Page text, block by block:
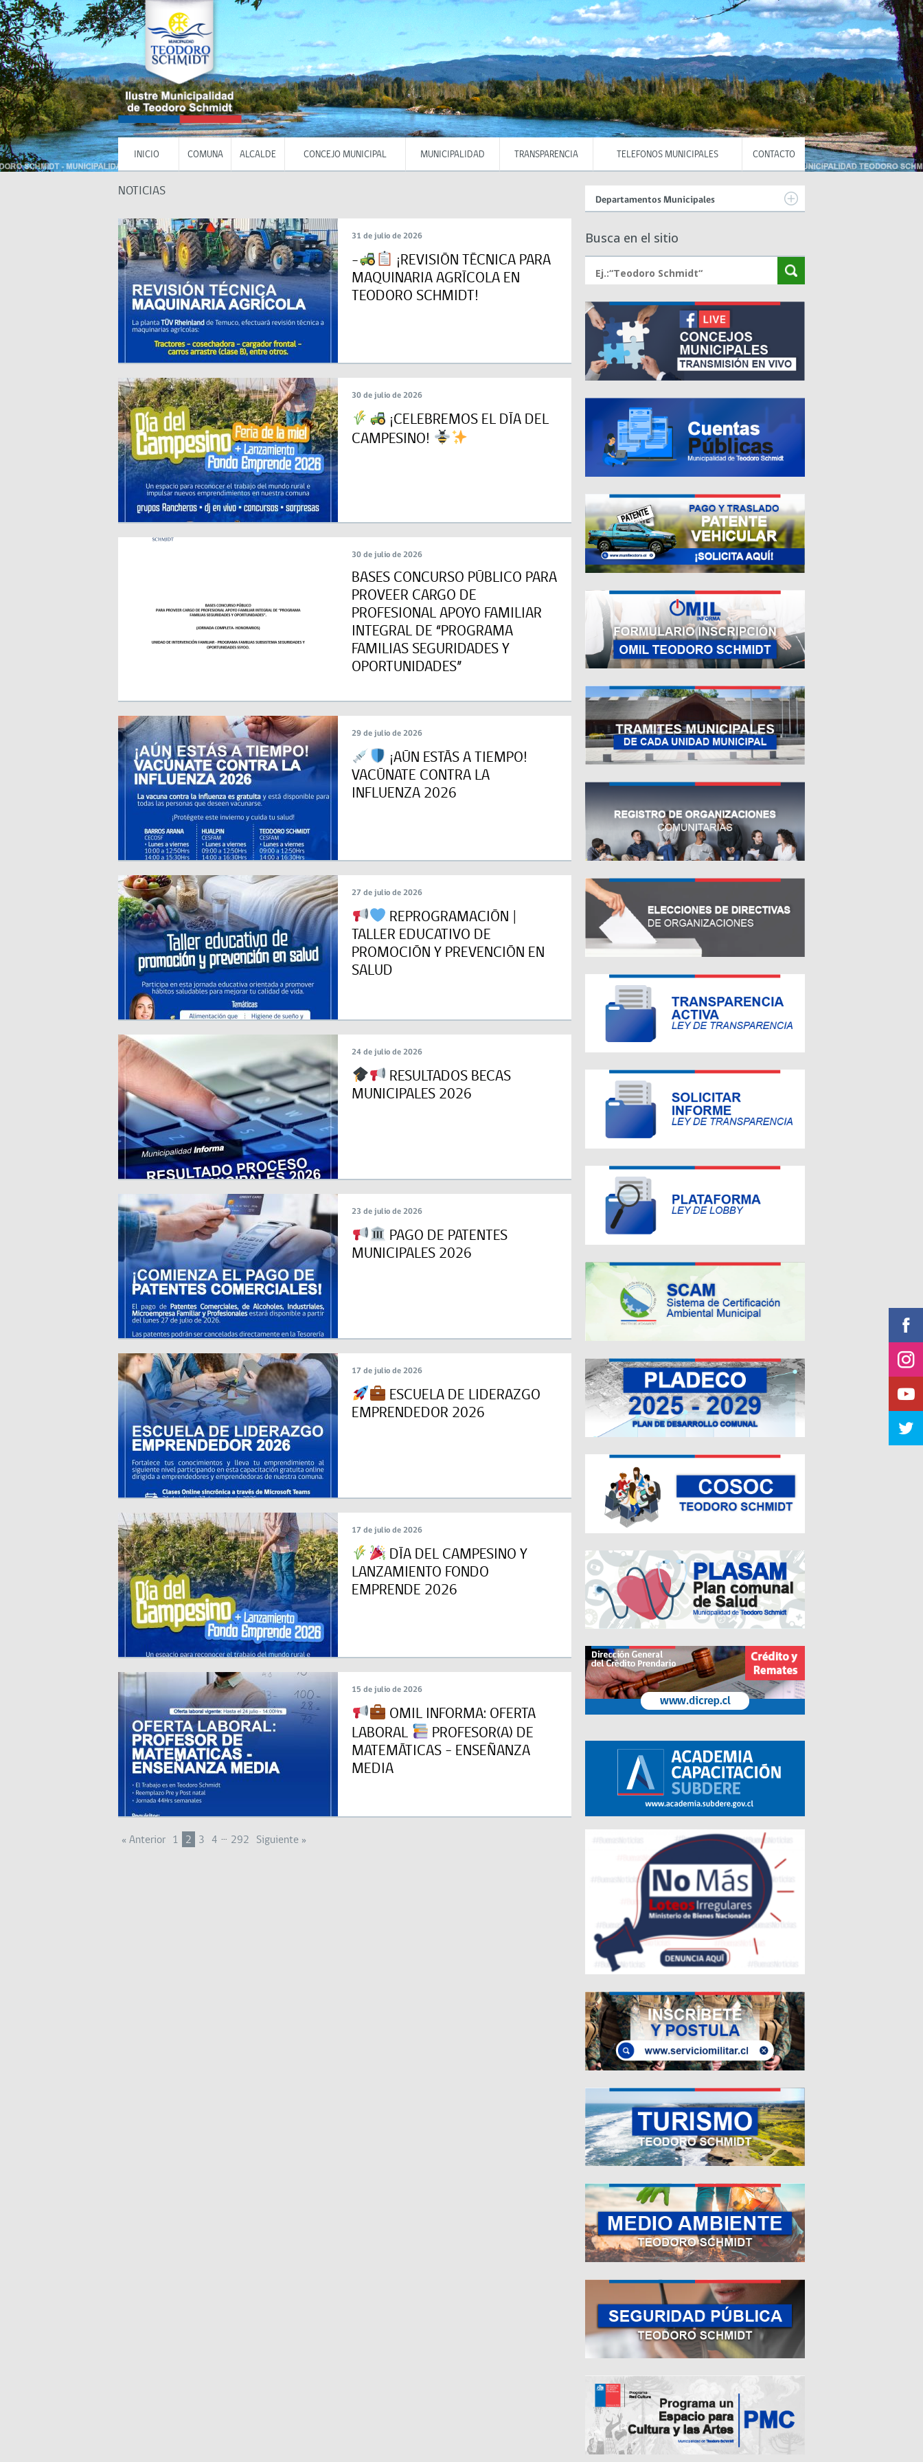
INICIO COMUNA ALCALDE CONCEJO MUNICIPAL MUNICIPALIDAD TRANSPARENCIA TELEFONOS MUNICIPALES CONTACTO
NOTICIAS
31 de julio de 2026
-
¡REVISIÓN TÉCNICA PARA
MAQUINARIA AGRÍCOLA EN
TEODORO SCHMIDT!
30 de julio de 2026
¡CELEBREMOS EL DÍA DEL
CAMPESINO!
30 de julio de 2026
BASES CONCURSO PÚBLICO PARA
PROVEER CARGO DE
PROFESIONAL APOYO FAMILIAR
INTEGRAL DE “PROGRAMA
FAMILIAS SEGURIDADES Y
OPORTUNIDADES”
29 de julio de 2026
¡AÚN ESTÁS A TIEMPO!
VACÚNATE CONTRA LA
INFLUENZA 2026
27 de julio de 2026
REPROGRAMACIÓN |
TALLER EDUCATIVO DE
PROMOCIÓN Y PREVENCIÓN EN
SALUD
24 de julio de 2026
RESULTADOS BECAS
MUNICIPALES 2026
23 de julio de 2026
PAGO DE PATENTES
MUNICIPALES 2026
17 de julio de 2026
ESCUELA DE LIDERAZGO
EMPRENDEDOR 2026
17 de julio de 2026
DÍA DEL CAMPESINO Y
LANZAMIENTO FONDO
EMPRENDE 2026
15 de julio de 2026
OMIL INFORMA: OFERTA
LABORAL
PROFESOR(A) DE
MATEMÁTICAS – ENSEÑANZA
MEDIA
« Anterior 1 2 3 4 … 292 Siguiente »
Departamentos Municipales
Busca en el sitio